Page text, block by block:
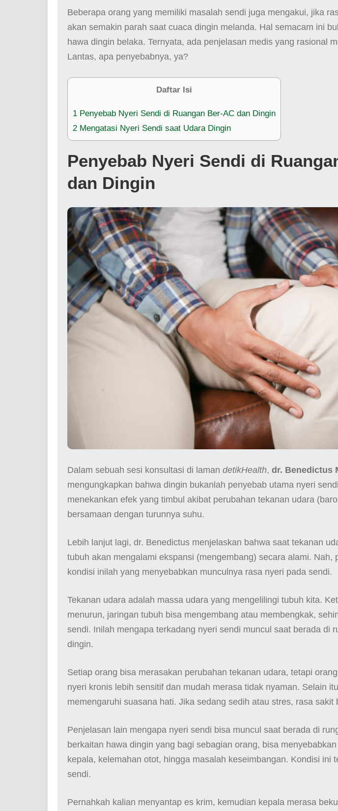
Beberapa orang yang memiliki masalah sendi juga mengakui, jika
akan semakin parah saat cuaca dingin melanda. Hal semacam ini
hawa dingin belaka. Ternyata, ada penjelasan medis yang rasional
Lantas, apa penyebabnya, ya?
Daftar Isi
1 Penyebab Nyeri Sendi di Ruangan Ber-AC dan Dingin
2 Mengatasi Nyeri Sendi saat Udara Dingin
Penyebab Nyeri Sendi di
dan Dingin
Dalam sebuah sesi konsultasi di laman detikHealth, dr. Benedictus
mengungkapkan bahwa dingin bukanlah penyebab utama nyeri
menekankan efek yang timbul akibat perubahan tekanan udara
bersamaan dengan turunnya suhu.
Lebih lanjut lagi, dr. Benedictus menjelaskan bahwa saat tekanan
tubuh akan mengalami ekspansi (mengembang) secara alami. Nah,
kondisi inilah yang menyebabkan munculnya rasa nyeri pada sendi.
Tekanan udara adalah massa udara yang mengelilingi tubuh kita.
menurun, jaringan tubuh bisa mengembang atau membengkak,
sendi. Inilah mengapa terkadang nyeri sendi muncul saat berada di
dingin.
Setiap orang bisa merasakan perubahan tekanan udara, tetapi
nyeri kronis lebih sensitif dan mudah merasa tidak nyaman. Selain
memengaruhi suasana hati. Jika sedang sedih atau stres, rasa sakit
Penjelasan lain mengapa nyeri sendi bisa muncul saat berada di
berkaitan hawa dingin yang bagi sebagian orang, bisa
kepala, kelemahan otot, hingga masalah keseimbangan. Kondisi ini
sendi.
Pernahkah kalian menyantap es krim, kemudian kepala merasa